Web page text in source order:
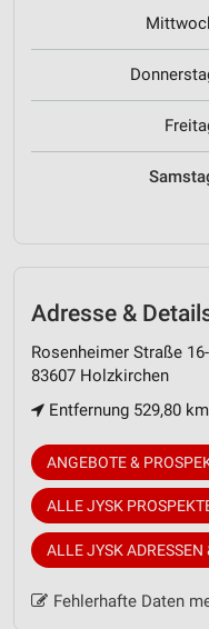
Adresse &
Rosenheimer Straße
83607 Holzkirchen
Entfernung 529,80
ANGEBOTE &
ALLE JYSK
ALLE JYSK
Fehlerhafte Daten